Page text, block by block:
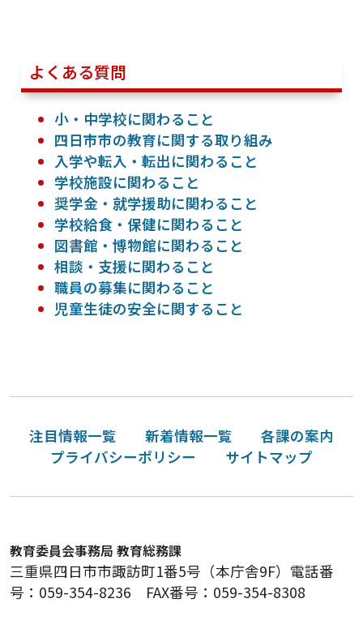
よくある質問
小・中学校に関わること
四日市市の教育に関する取り組み
入学や転入・転出に関わること
学校施設に関わること
奨学金・就学援助に関わること
学校給食・保健に関わること
図書館・博物館に関わること
相談・支援に関わること
職員の募集に関わること
児童生徒の安全に関すること
注目情報一覧 新着情報一覧
各課の案内
プライバシーポリシー
サイトマップ
教育委員会事務局 教育総務課
三重県四日市市諏訪町1番5号（本庁舎9F）電話番
号：059-354-8236 FAX番号：059-354-8308